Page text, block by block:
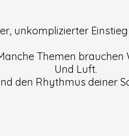
unkomplizierter
Themen brauchen
Und Luft.
den Rhythmus deiner